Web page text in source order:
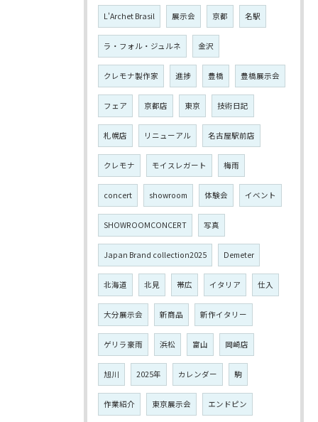
L'Archet Brasil 展示会 京都 名駅
ラ・フォル・ジュルネ 金沢
クレモナ製作家 進捗 豊橋 豊橋展示会
フェア 京都店 東京 技術日記
札幌店 リニューアル 名古屋駅前店
クレモナ モイスレガート 梅雨
concert showroom 体験会 イベント
SHOWROOMCONCERT 写真
Japan Brand collection2025 Demeter
北海道 北見 帯広 イタリア 仕入
大分展示会 新商品 新作イタリー
ゲリラ豪雨 浜松 富山 岡崎店
旭川 2025年 カレンダー 駒
作業紹介 東京展示会 エンドピン